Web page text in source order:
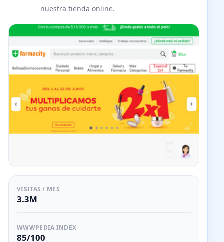
nuestra tienda online.
VISITAS / MES
3.3M
WWWPEDIA INDEX
85/100